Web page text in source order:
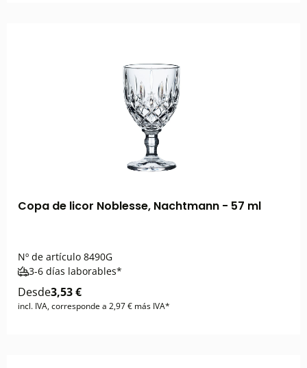
Copa de licor Noblesse, Nachtmann - 57 ml
Nº de artículo 8490G
3-6 días laborables*
Desde3,53 €
incl. IVA, corresponde a 2,97 € más IVA*